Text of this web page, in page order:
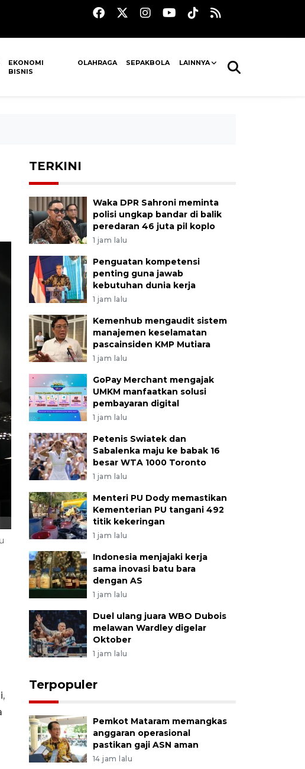
EKONOMI
BISNIS
OLAHRAGA SEPAKBOLA LAINNYA
TERKINI
Waka DPR Sahroni meminta
polisi ungkap bandar di balik
peredaran 46 juta pil koplo
1 jam lalu
Penguatan kompetensi
penting guna jawab
kebutuhan dunia kerja
1 jam lalu
Kemenhub mengaudit sistem
manajemen keselamatan
pascainsiden KMP Mutiara
1 jam lalu
GoPay Merchant mengajak
UMKM manfaatkan solusi
pembayaran digital
1 jam lalu
Petenis Swiatek dan
Sabalenka maju ke babak 16
besar WTA 1000 Toronto
1 jam lalu
Menteri PU Dody memastikan
Kementerian PU tangani 492
titik kekeringan
1 jam lalu
Indonesia menjajaki kerja
sama inovasi batu bara
dengan AS
1 jam lalu
Duel ulang juara WBO Dubois
melawan Wardley digelar
Oktober
1 jam lalu
Terpopuler
Pemkot Mataram memangkas
anggaran operasional
pastikan gaji ASN aman
14 jam lalu